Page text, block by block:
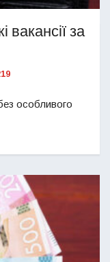
за
особливого